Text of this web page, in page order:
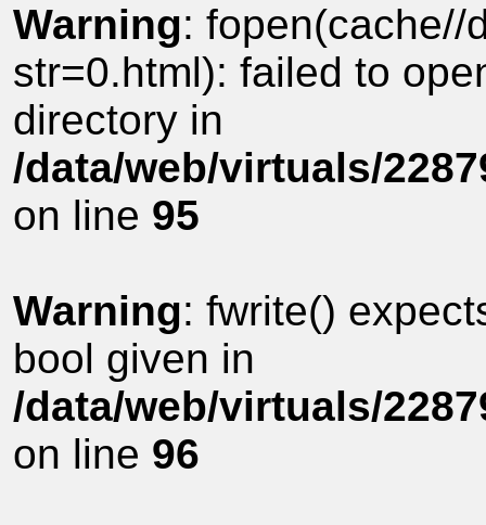
Warning: fopen(cache//
str=0.html): failed to
directory in
/data/web/virtuals/
on line 95
Warning: fwrite()
bool given in
/data/web/virtuals/
on line 96